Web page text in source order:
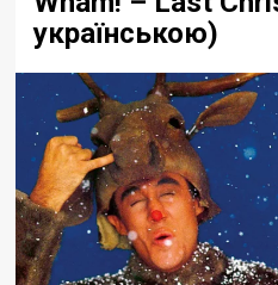
українською)